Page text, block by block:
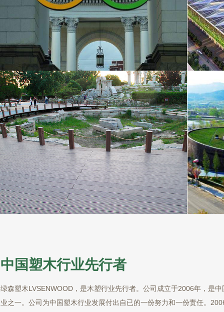
中国塑木行业先行者
绿森塑木LVSENWOOD，是木塑行业先行者。公司成立于2006年，是
业之一。公司为中国塑木行业发展付出自已的一份努力和一份责任。